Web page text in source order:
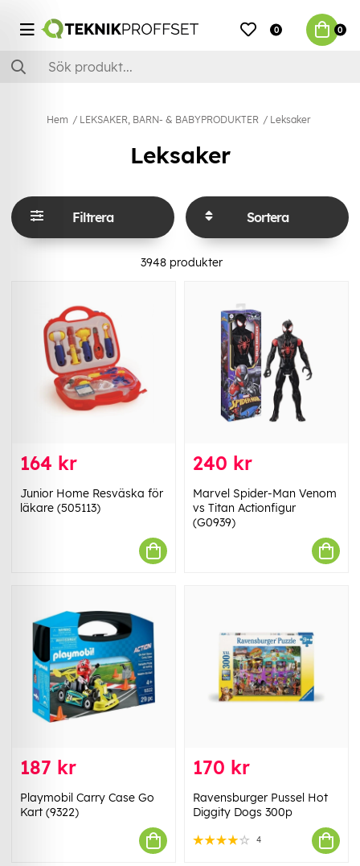
0 0
Hem LEKSAKER, BARN- & BABYPRODUKTER Leksaker
Leksaker
Filtrera Sortera
3948 produkter
164 kr
Junior Home Resväska för
läkare (505113)
240 kr
Marvel Spider-Man Venom
vs Titan Actionfigur
(G0939)
187 kr
Playmobil Carry Case Go
Kart (9322)
170 kr
Ravensburger Pussel Hot
Diggity Dogs 300p
4